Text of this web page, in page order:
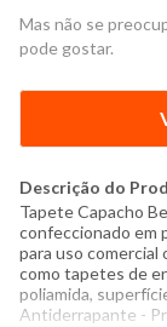
Mas não se
pode gostar.
Descrição do
Tapete Capacho
confeccionado em
para uso comercial
como tapetes de
poliamida,
Antiderrapante -